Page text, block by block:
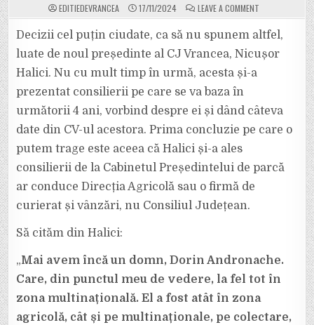
EDITIEDEVRANCEA 17/11/2024 LEAVE A COMMENTON
HALICI
A
ALES
CONSILIERII
DE
FAN
CURIER
SAU
AVON
VRANCEA
Decizii cel puțin ciudate, ca să nu spunem altfel,
luate de noul președinte al CJ Vrancea, Nicușor
Halici. Nu cu mult timp în urmă, acesta și-a
prezentat consilierii pe care se va baza în
următorii 4 ani, vorbind despre ei și dând câteva
date din CV-ul acestora. Prima concluzie pe care o
putem trage este aceea că Halici și-a ales
consilierii de la Cabinetul Președintelui de parcă
ar conduce Direcția Agricolă sau o firmă de
curierat și vânzări, nu Consiliul Județean.
Să cităm din Halici:
„Mai avem încă un domn, Dorin Andronache​.
Care, din punctul meu de vedere, la fel tot în
zona multinațională. El a fost atât în zona
agricolă, cât și pe multinaționale, pe colectare,